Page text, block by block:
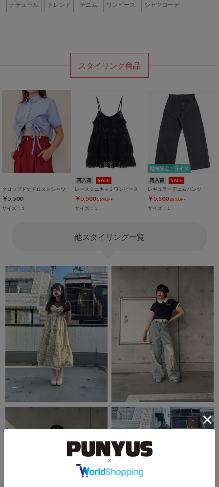
ナチュラル トレンド デニム ワンピース シャツコーデ
スタイリング商品
クロップド丈ドロストシャツ
￥5,500
サイズ：1
再入荷
SALE
レースミニキャミワンピース
￥5,500 16%OFF
サイズ：1
期間限定プライス
再入荷
SALE
レギュラーデニムパンツ
￥5,500 20%OFF
サイズ：1
他スタイリング一覧